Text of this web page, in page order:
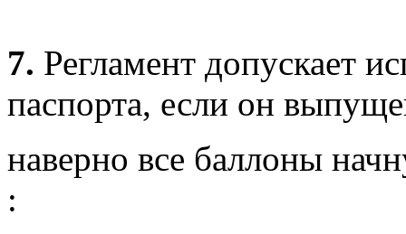
7. Регламент допускает
паспорта, если он
наверно все баллоны
: